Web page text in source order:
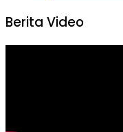
Berita Video